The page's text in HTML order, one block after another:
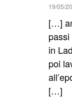
19/05/
[…]
in
poi
[…]